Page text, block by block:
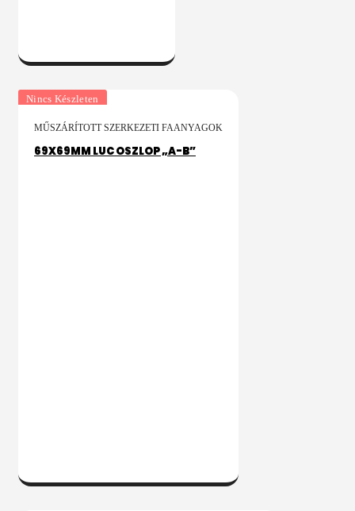
Nincs Készleten
MŰSZÁRÍTOTT SZERKEZETI FAANYAGOK
69X69MM LUC OSZLOP „A-B”